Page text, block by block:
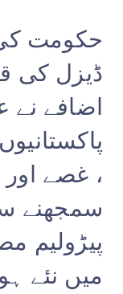
حکومت
ڈیزل کی
اضافے نے
، غصے
سمجھنے
پیڑولیم
میں نئے